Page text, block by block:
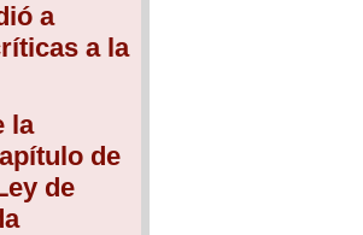
a
a la
la
de
de